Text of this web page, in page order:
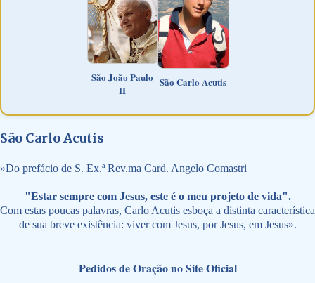
São João Paulo
II
São Carlo Acutis
São Carlo Acutis
»Do prefácio de S. Ex.ª Rev.ma Card. Angelo Comastri
"Estar sempre com Jesus, este é o meu projeto de vida".
Com estas poucas palavras, Carlo Acutis esboça a distinta característica
de sua breve existência: viver com Jesus, por Jesus, em Jesus».
Pedidos de Oração no Site Oficial